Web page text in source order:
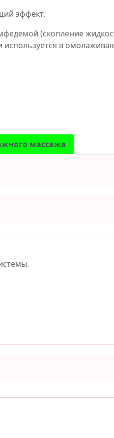
эффект.
(скопление
используется в
массажа